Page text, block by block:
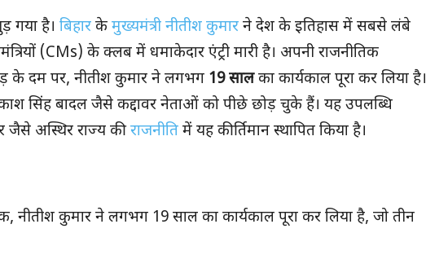
गया है। बिहार के मुख्यमंत्री नीतीश कुमार ने देश के इतिहास में सबसे लंबे
(CMs) के क्लब में धमाकेदार एंट्री मारी है। अपनी राजनीतिक
के दम पर, नीतीश कुमार ने लगभग 19 सालका कार्यकाल पूरा कर लिया है।
सिंह बादल जैसे कद्दावर नेताओं को पीछे छोड़ चुके हैं। यह उपलब्धि
जैसे अस्थिर राज्य कीराजनीति में यह कीर्तिमान स्थापित किया है।
कुमार ने लगभग 19 साल का कार्यकाल पूरा कर लिया है, जो तीन